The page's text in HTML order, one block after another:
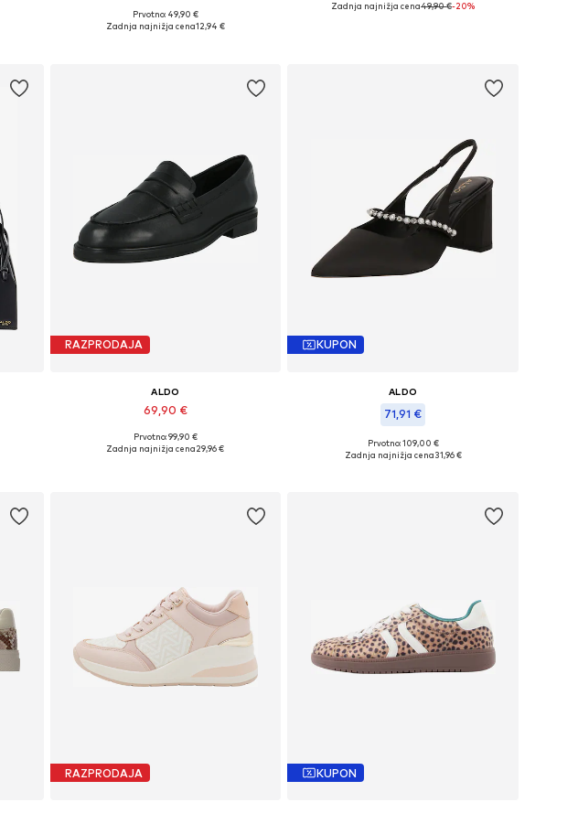
Razpoložljive velikosti: One Size
Prvotno: 49,90 €
Zadnja najnižja cena12,94 €
Razpoložljive velikosti: One Size
Zadnja najnižja cena49,90 €-20%
RAZPRODAJA
ALDO
69,90 €
Razpoložljive velikosti: 37, 39-39,5
Prvotno: 99,90 €
Zadnja najnižja cena29,96 €
KUPON
ALDO
71,91 €
Razpoložljive velikosti: 39-39,5, 40
Prvotno: 109,00 €
Zadnja najnižja cena31,96 €
RAZPRODAJA KUPON